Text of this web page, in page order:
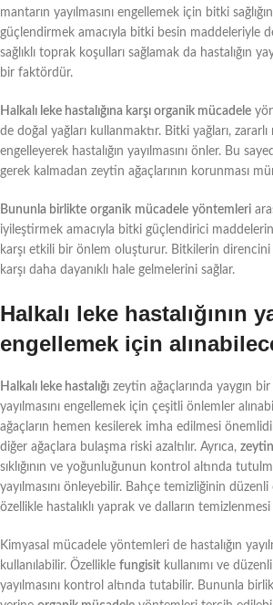
mantarın yayılmasını engellemek için bitki
güçlendirmek amacıyla bitki besin maddeleriyle
sağlıklı toprak koşulları sağlamak da hastalığın
bir faktördür.
Halkalı leke hastalığına karşı organik mücadele
de doğal yağları kullanmaktır. Bitki yağları,
engelleyerek hastalığın yayılmasını önler. Bu
gerek kalmadan zeytin ağaçlarının korunması
Bununla birlikte organik mücadele yöntemleri
iyileştirmek amacıyla bitki güçlendirici maddelerin
karşı etkili bir önlem oluşturur. Bitkilerin direncini
karşı daha dayanıklı hale gelmelerini sağlar.
Halkalı leke hastalığının
engellemek için
Halkalı leke hastalığı zeytin ağaçlarında yaygın bir
yayılmasını engellemek için çeşitli önlemler
ağaçların hemen kesilerek imha edilmesi
diğer ağaçlara bulaşma riski azaltılır. Ayrıca,
sıklığının ve yoğunluğunun kontrol altında
yayılmasını önleyebilir. Bahçe temizliğinin düzenli
özellikle hastalıklı yaprak ve dalların
Kimyasal mücadele yöntemleri de hastalığın
kullanılabilir. Özellikle fungisit kullanımı ve
yayılmasını kontrol altında tutabilir. Bununla